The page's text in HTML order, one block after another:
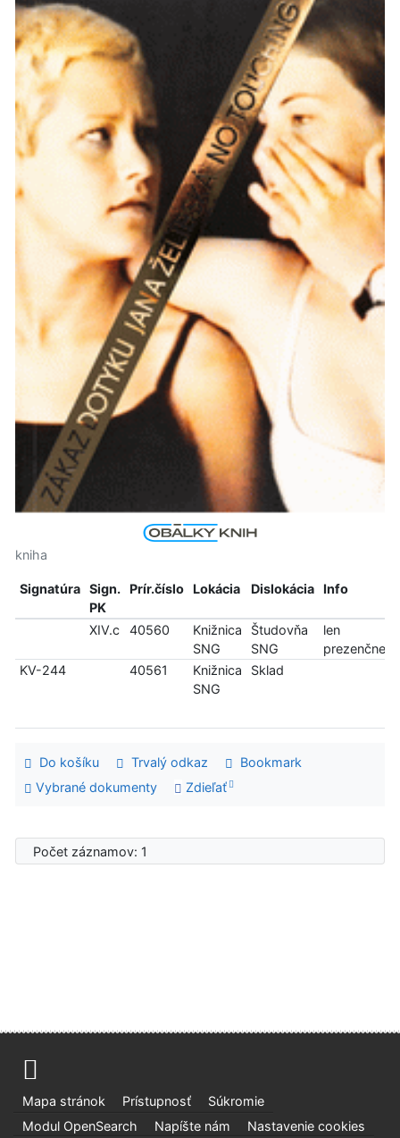
kniha
Signatúra
Sign.
PK
Prír.číslo Lokácia Dislokácia Info
XIV.c 40560
Knižnica
SNG
Študovňa
SNG
len
prezenčne
KV-244
40561
Knižnica
SNG
Sklad
Do košíku Trvalý odkaz
Bookmark
Vybrané dokumenty
Zdieľať
Počet záznamov: 1
Mapa stránok Prístupnosť
Súkromie
Modul OpenSearch
Napíšte nám Nastavenie cookies